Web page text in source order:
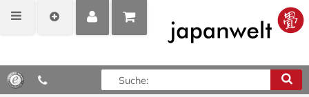
MEIN
POSITIONEN
ANZEIGEN
0,00 €*